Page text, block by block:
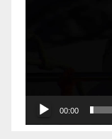
00:00